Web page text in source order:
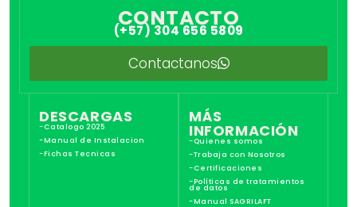
CONTACTO
(+57) 304 656 5809
Contactanos
DESCARGAS
-Catalogo 2025
-Manual de Instalacion
-Fichas Tecnicas
MÁS
INFORMACIÓN
-Quienes somos
-Trabaja con Nosotros
-Certificaciones
-Políticas de tratamientos
de datos
-Manual SAGRILAFT